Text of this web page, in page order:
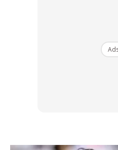
Ada yang lebih enjoy buat